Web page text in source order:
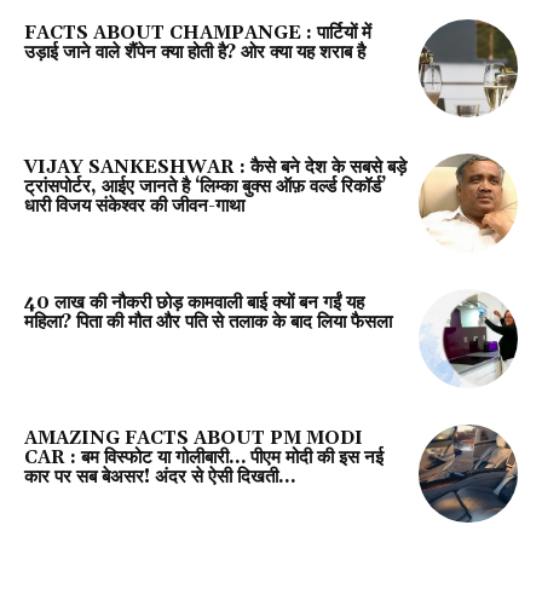
FACTS ABOUT CHAMPANGE : पार्टियों में
उड़ाई जाने वाले शैंपेन क्या होती है? ओर क्या यह शराब है
VIJAY SANKESHWAR : कैसे बने देश के सबसे बड़े
ट्रांसपोर्टर, आईए जानते है ‘लिम्का बुक्स ऑफ़ वर्ल्ड रिकॉर्ड’
धारी विजय संकेश्वर की जीवन-गाथा
40 लाख की नौकरी छोड़ कामवाली बाई क्यों बन गईं यह
महिला? पिता की मौत और पति से तलाक के बाद लिया फैसला
AMAZING FACTS ABOUT PM MODI
CAR : बम विस्फोट या गोलीबारी… पीएम मोदी की इस नई
कार पर सब बेअसर! अंदर से ऐसी दिखती...